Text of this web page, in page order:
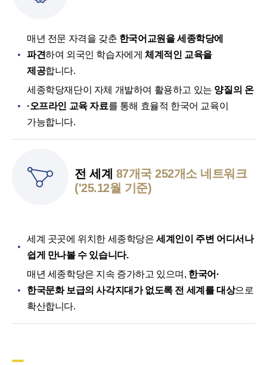
매년 전문 자격을 갖춘 한국어교원을 세종학당에
파견하여 외국인 학습자에게체계적인 교육을
제공합니다.
세종학당재단이 자체 개발하여 활용하고 있는 양질의 온
·오프라인 교육 자료를 통해 효율적 한국어 교육이
가능합니다.
전 세계 87개국 252개소 네트워크
('25.12월 기준)
세계 곳곳에 위치한 세종학당은세계인이 주변 어디서나
쉽게 만나볼 수 있습니다.
매년 세종학당은 지속 증가하고 있으며, 한국어·
한국문화 보급의 사각지대가 없도록 전 세계를 대상으로
확산합니다.